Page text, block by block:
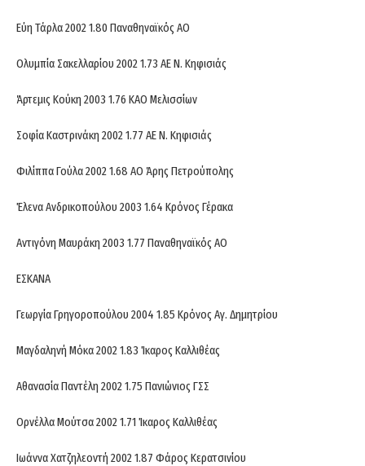
Εύη Τάρλα 2002 1.80 Παναθηναϊκός ΑΟ
Ολυμπία Σακελλαρίου 2002 1.73 ΑΕ Ν. Κηφισιάς
Άρτεμις Κούκη 2003 1.76 ΚΑΟ Μελισσίων
Σοφία Καστρινάκη 2002 1.77 ΑΕ Ν. Κηφισιάς
Φιλίππα Γούλα 2002 1.68 ΑΟ Άρης Πετρούπολης
Έλενα Ανδρικοπούλου 2003 1.64 Κρόνος Γέρακα
Αντιγόνη Μαυράκη 2003 1.77 Παναθηναϊκός ΑΟ
ΕΣΚΑΝΑ
Γεωργία Γρηγοροπούλου 2004 1.85 Κρόνος Αγ. Δημητρίου
Μαγδαληνή Μόκα 2002 1.83 Ίκαρος Καλλιθέας
Αθανασία Παντέλη 2002 1.75 Πανιώνιος ΓΣΣ
Ορνέλλα Μούτσα 2002 1.71 Ίκαρος Καλλιθέας
Ιωάννα Χατζηλεοντή 2002 1.87 Φάρος Κερατσινίου